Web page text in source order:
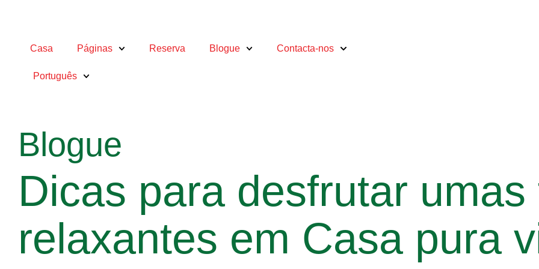
Casa Páginas Reserva Blogue Contacta-nos
Português
Blogue
Dicas para desfrutar umas
relaxantes em Casa pura